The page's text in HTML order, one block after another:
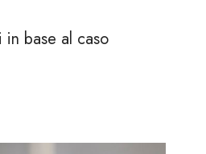
base al caso